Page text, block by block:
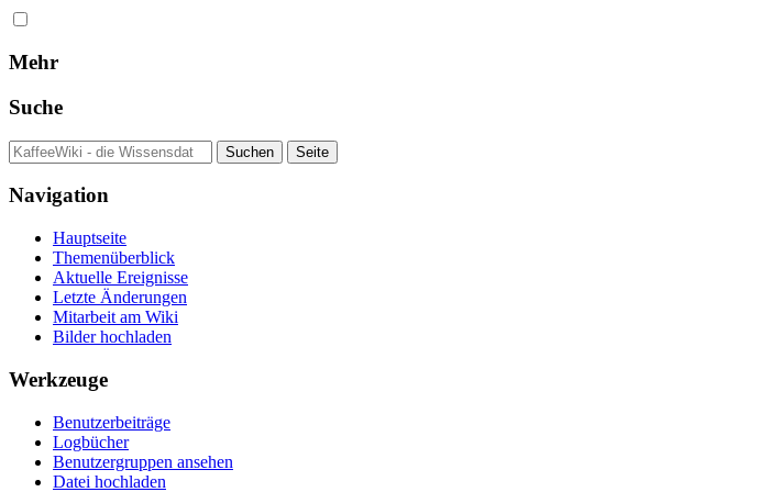
Mehr
Suche
Navigation
Hauptseite
Themenüberblick
Aktuelle Ereignisse
Letzte Änderungen
Mitarbeit am Wiki
Bilder hochladen
Werkzeuge
Benutzerbeiträge
Logbücher
Benutzergruppen ansehen
Datei hochladen